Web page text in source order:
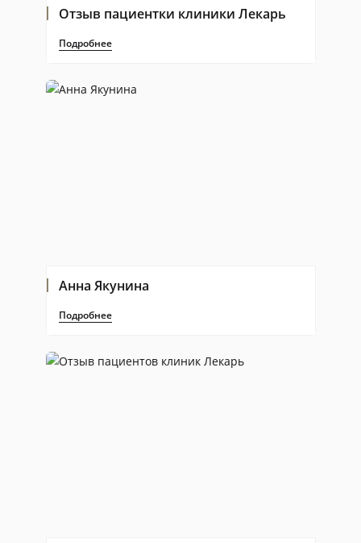
Отзыв пациентки клиники Лекарь
Подробнее
Анна Якунина
Подробнее